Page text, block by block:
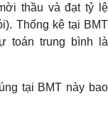
thầu và đạt tỷ lệ
Thống kê tại BMT
toán trung bình là
tại BMT này bao